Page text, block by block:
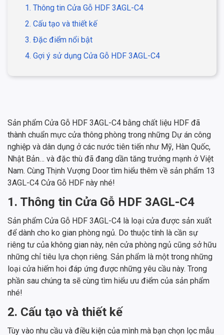
1. Thông tin Cửa Gỗ HDF 3AGL-C4
2. Cấu tạo và thiết kế
3. Đặc điểm nổi bật
4. Gợi ý sử dụng Cửa Gỗ HDF 3AGL-C4
Sản phẩm Cửa Gỗ HDF 3AGL-C4 bằng chất liệu HDF đã
thành chuẩn mực cửa thông phòng trong những Dự án công
nghiệp và dân dụng ở các nước tiên tiến như Mỹ, Hàn Quốc,
Nhật Bản… và đặc thù đã đang dần tăng trưởng mạnh ở Việt
Nam. Cùng Thịnh Vượng Door tìm hiểu thêm về sản phẩm 13
3AGL-C4 Cửa Gỗ HDF này nhé!
1. Thông tin Cửa Gỗ HDF 3AGL-C4
Sản phẩm Cửa Gỗ HDF 3AGL-C4 là loại cửa được sản xuất
để dành cho ko gian phòng ngủ. Do thuộc tính là cần sự
riêng tư của không gian này, nên cửa phòng ngủ cũng sở hữu
những chỉ tiêu lựa chọn riêng. Sản phẩm là một trong những
loại cửa hiếm hoi đáp ứng được những yêu cầu này. Trong
phần sau chúng ta sẽ cùng tìm hiểu ưu điểm của sản phẩm
nhé!
2. Cấu tạo và thiết kế
Tùy vào nhu cầu và điều kiện của mình mà bạn chọn lọc mẫu